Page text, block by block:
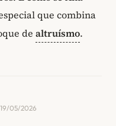
que combina
de altruísmo.
05/2026